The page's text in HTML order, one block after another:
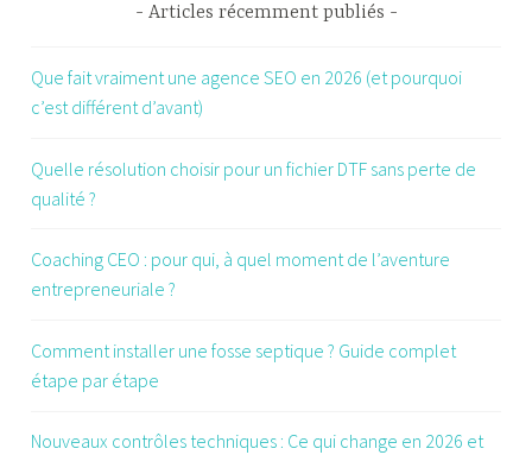
Articles récemment publiés
Que fait vraiment une agence SEO en 2026 (et pourquoi
c’est différent d’avant)
Quelle résolution choisir pour un fichier DTF sans perte de
qualité ?
Coaching CEO : pour qui, à quel moment de l’aventure
entrepreneuriale ?
Comment installer une fosse septique ? Guide complet
étape par étape
Nouveaux contrôles techniques : Ce qui change en 2026 et